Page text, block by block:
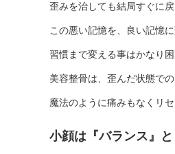
歪みを治しても結局すぐに
この悪い記憶を、良い記憶
習慣まで変える事はかなり困
美容整骨は、歪んだ状態で
魔法のように痛みもなくリ
小顔は『バランス』